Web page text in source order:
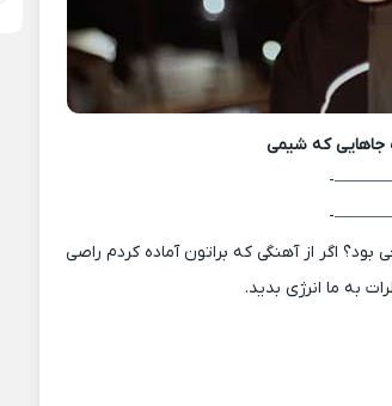
جاهایی که شیمی
اگر از آهنگی که براتون آماده کردم راصی
به ما انرژی بدید.